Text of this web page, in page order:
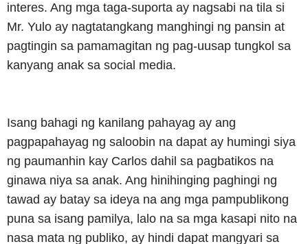
interes. Ang mga taga-suporta ay nagsabi na tila si
Mr. Yulo ay nagtatangkang manghingi ng pansin at
pagtingin sa pamamagitan ng pag-uusap tungkol sa
kanyang anak sa social media.
Isang bahagi ng kanilang pahayag ay ang
pagpapahayag ng saloobin na dapat ay humingi siya
ng paumanhin kay Carlos dahil sa pagbatikos na
ginawa niya sa anak. Ang hinihinging paghingi ng
tawad ay batay sa ideya na ang mga pampublikong
puna sa isang pamilya, lalo na sa mga kasapi nito na
nasa mata ng publiko, ay hindi dapat mangyari sa